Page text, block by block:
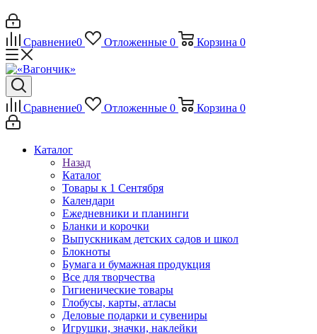
Сравнение0 Отложенные 0 Корзина 0
Сравнение0 Отложенные 0 Корзина 0
Каталог
Назад
Каталог
Товары к 1 Сентября
Календари
Ежедневники и планинги
Бланки и корочки
Выпускникам детских садов и школ
Блокноты
Бумага и бумажная продукция
Все для творчества
Гигиенические товары
Глобусы, карты, атласы
Деловые подарки и сувениры
Игрушки, значки, наклейки